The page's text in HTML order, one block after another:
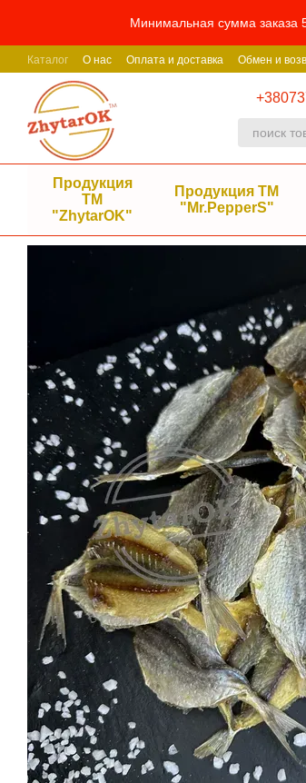
Минимальная сумма заказа
Каталог О нас Оплата и доставка Обмен и
Продукция
ТМ
"ZhytarOK"
Продукция ТМ
"Mr.PepperS"